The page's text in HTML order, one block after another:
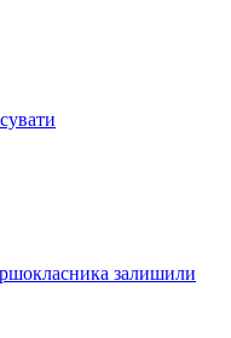
залишили